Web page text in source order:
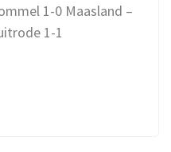
1-0 Maasland –
1-1